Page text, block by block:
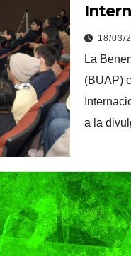
18/03/
La
(BUAP)
a la